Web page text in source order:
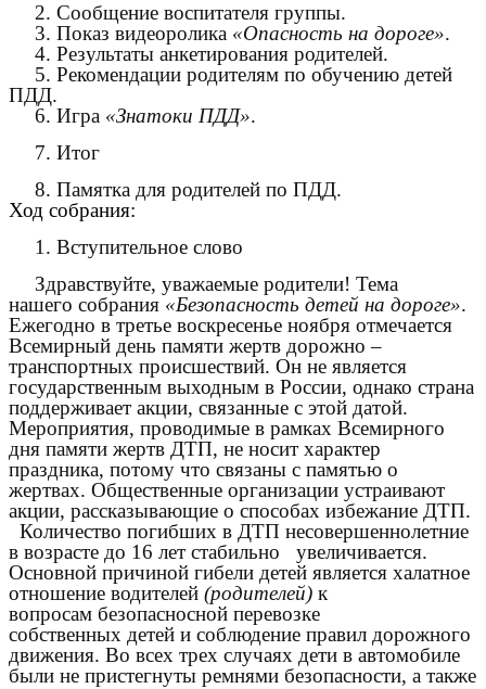
2. Сообщение воспитателя группы.
3. Показ видеоролика «Опасность на дороге».
4. Результаты анкетирования родителей.
5. Рекомендации родителям по обучению детей
ПДД.
6. Игра «Знатоки ПДД».
7. Итог
8. Памятка для родителей по ПДД.
Ход собрания:
1. Вступительное слово
Здравствуйте, уважаемые родители! Тема
нашего собрания «Безопасность детей на дороге».
Ежегодно в третье воскресенье ноября отмечается
Всемирный день памяти жертв дорожно –
транспортных происшествий. Он не является
государственным выходным в России, однако страна
поддерживает акции, связанные с этой датой.
Мероприятия, проводимые в рамках Всемирного
дня памяти жертв ДТП, не носит характер
праздника, потому что связаны с памятью о
жертвах. Общественные организации устраивают
акции, рассказывающие о способах избежание ДТП.
Количество погибших в ДТП несовершеннолетние
в возрасте до 16 лет стабильно увеличивается.
Основной причиной гибели детей является халатное
отношение водителей (родителей) к
вопросам безопасносной перевозке
собственных детей и соблюдение правил дорожного
движения. Во всех трех случаях дети в автомобиле
были не пристегнуты ремнями безопасности, а также